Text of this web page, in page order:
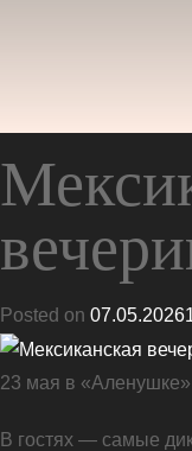
Posted on 07.05.2026
23 мая в «Аленушке»
В гостях — самые